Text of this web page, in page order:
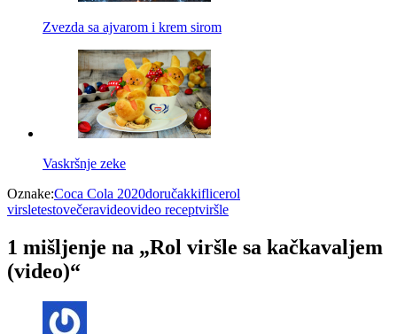
Zvezda sa ajvarom i krem sirom
Vaskršnje zeke
Oznake:Coca Cola 2020doručakkiflicerol
virsletestovečeravideovideo receptviršle
1 mišljenje na „Rol viršle sa kačkavaljem
(video)“